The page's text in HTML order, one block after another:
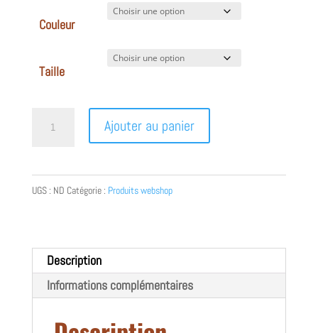
Couleur
Taille
capuche
éco-
responsable
Ajouter au panier
UGS : ND Catégorie : Produits webshop
Description
Informations complémentaires